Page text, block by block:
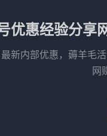
优惠经验分享
新内部优惠，薅羊毛
网